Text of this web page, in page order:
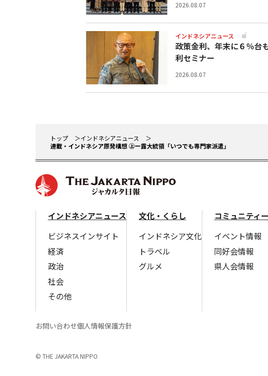
2026.08.07
インドネシアニュース
政策金利、年末に６％台
利セミナー
2026.08.07
トップ
インドネシアニュース
連載・インドネシア原発構想 ㊤ー露大統
インドネシアニュース
ビジネスインサイト
経済
政治
社会
その他
文化・くらし
インドネシア文化
トラベル
グルメ
コミュニティー
イベント情報
同好会情報
県人会情報
お問い合わせ個人情報保護方針
© THE JAKARTA NIPPO